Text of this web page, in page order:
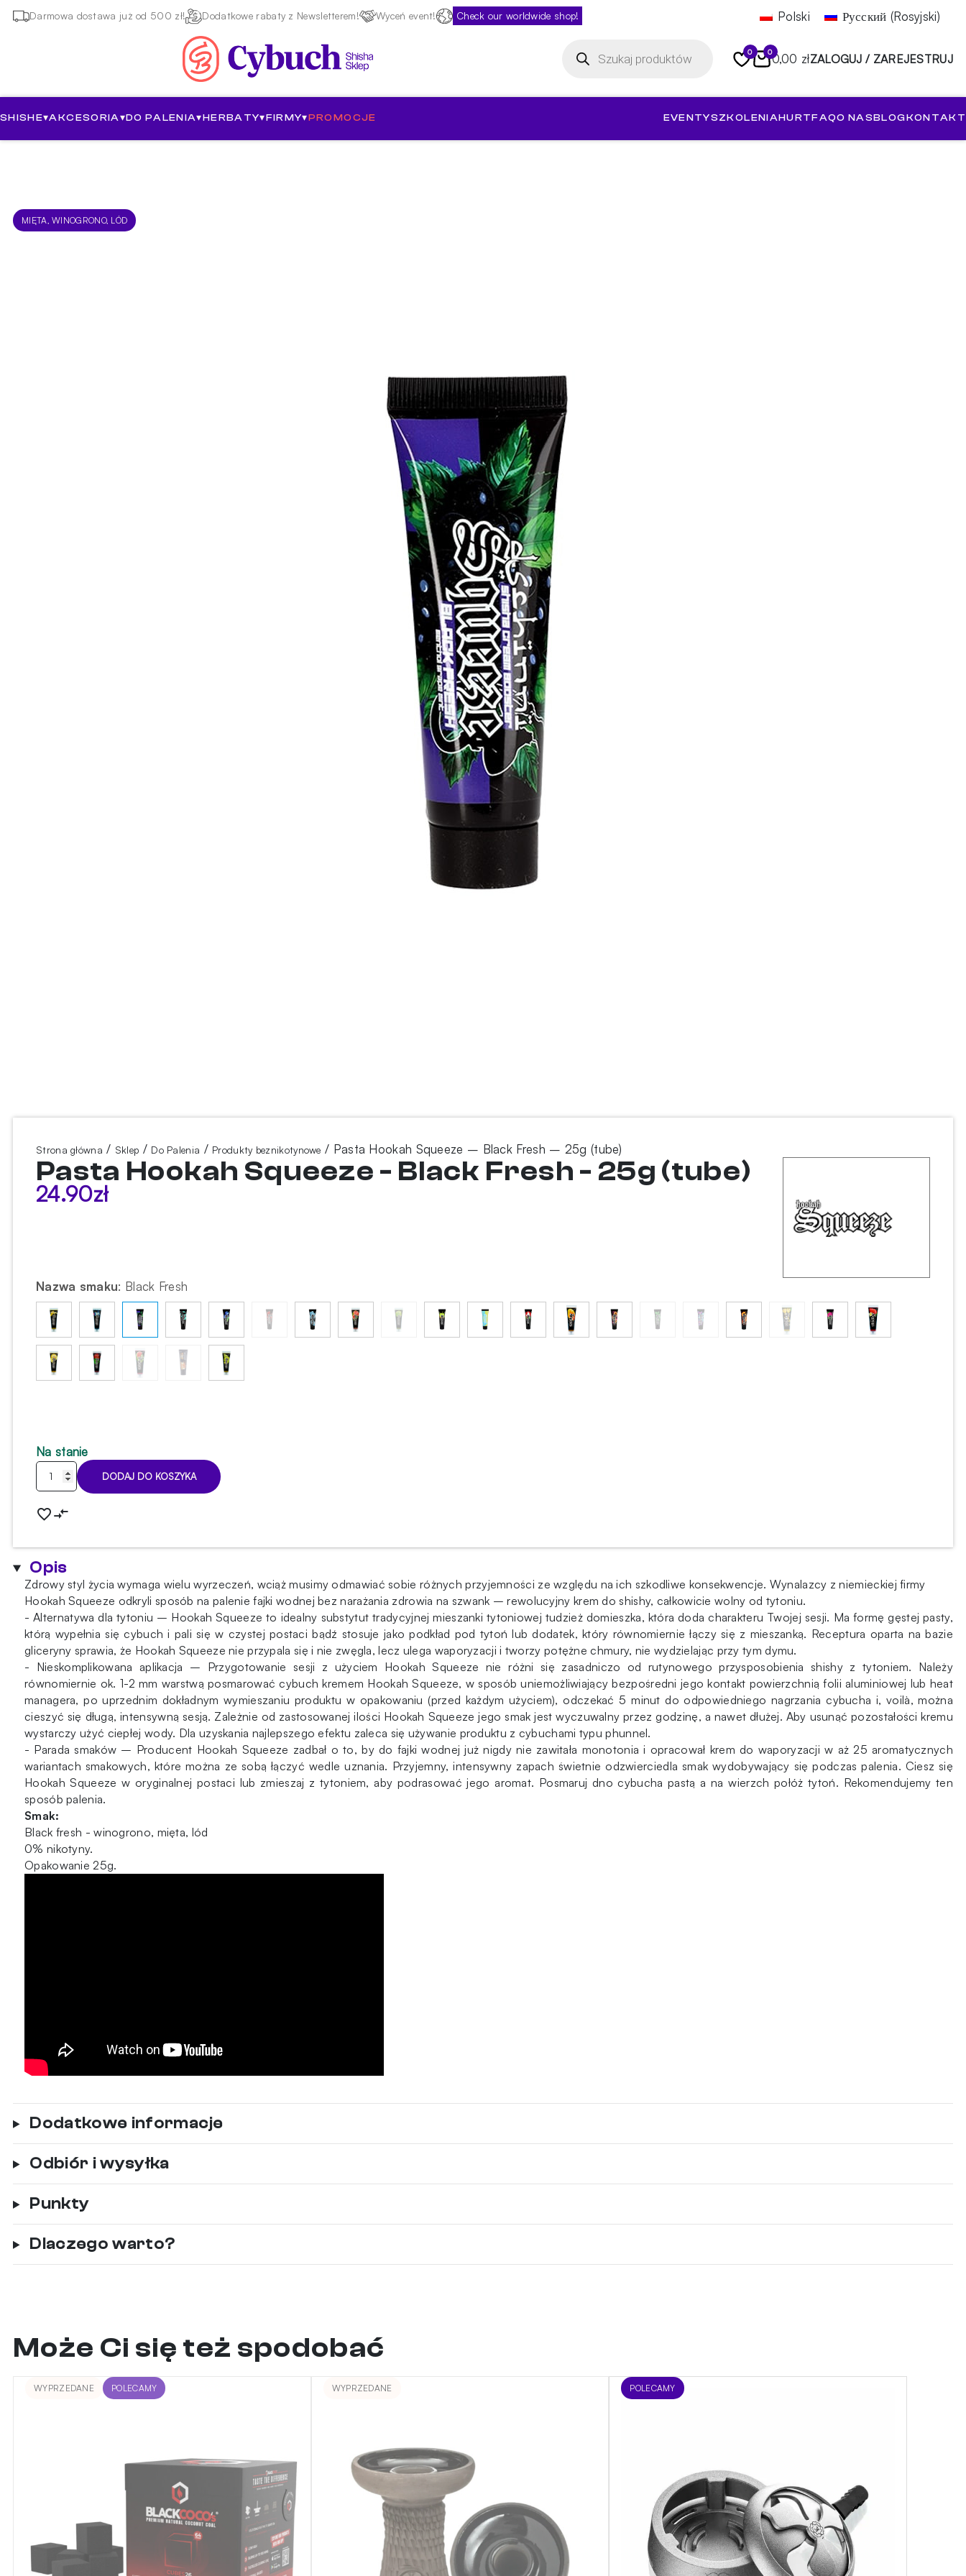
Darmowa dostawa już od 500 zł! Dodatkowe rabaty z Newsletterem! Wyceń event! Check our worldwide shop! Polski Русский (Rosyjski)
produktów 0 00,00 złZALOGUJ / ZAREJESTRUJ
SHISHE▾AKCESORIA▾DO PALENIA▾HERBATY▾FIRMY▾PROMOCJE EVENTYSZKOLENIAHURTFAQO NASBLOGKONTAKT
MIĘTA, WINOGRONO, LÓD
Strona główna / Sklep / Do Palenia / Produkty beznikotynowe / Pasta Hookah Squeeze – Black Fresh – 25g (tube)
Pasta Hookah Squeeze - Black Fresh - 25g (tube)
24.90zł
Nazwa smaku: Black Fresh
Na stanie
ilość
Pasta
Squeeze
Black
Fresh
-
25g
(tube)
DODAJ DO KOSZYKA
Opis
Zdrowy styl życia wymaga wielu wyrzeczeń, wciąż musimy odmawiać sobie różnych przyjemności ze względu na ich szkodliwe konsekwencje. Wynalazcy z niemieckiej firmy
Hookah Squeeze odkryli sposób na palenie fajki wodnej bez narażania zdrowia na szwank – rewolucyjny krem do shishy, całkowicie wolny od tytoniu.
- Alternatywa dla tytoniu – Hookah Squeeze to idealny substytut tradycyjnej mieszanki tytoniowej tudzież domieszka, która doda charakteru Twojej sesji. Ma formę gęstej pasty,
którą wypełnia się cybuch i pali się w czystej postaci bądź stosuje jako podkład pod tytoń lub dodatek, który równomiernie łączy się z mieszanką. Receptura oparta na bazie
gliceryny sprawia, że Hookah Squeeze nie przypala się i nie zwęgla, lecz ulega waporyzacji i tworzy potężne chmury, nie wydzielając przy tym dymu.
- Nieskomplikowana aplikacja – Przygotowanie sesji z użyciem Hookah Squeeze nie różni się zasadniczo od rutynowego przysposobienia shishy z tytoniem. Należy
równomiernie ok. 1-2 mm warstwą posmarować cybuch kremem Hookah Squeeze, w sposób uniemożliwiający bezpośredni jego kontakt powierzchnią folii aluminiowej lub heat
managera, po uprzednim dokładnym wymieszaniu produktu w opakowaniu (przed każdym użyciem), odczekać 5 minut do odpowiedniego nagrzania cybucha i, voilà, można
cieszyć się długą, intensywną sesją. Zależnie od zastosowanej ilości Hookah Squeeze jego smak jest wyczuwalny przez godzinę, a nawet dłużej. Aby usunąć pozostałości kremu
wystarczy użyć ciepłej wody. Dla uzyskania najlepszego efektu zaleca się używanie produktu z cybuchami typu phunnel.
- Parada smaków – Producent Hookah Squeeze zadbał o to, by do fajki wodnej już nigdy nie zawitała monotonia i opracował krem do waporyzacji w aż 25 aromatycznych
wariantach smakowych, które można ze sobą łączyć wedle uznania. Przyjemny, intensywny zapach świetnie odzwierciedla smak wydobywający się podczas palenia. Ciesz się
Hookah Squeeze w oryginalnej postaci lub zmieszaj z tytoniem, aby podrasować jego aromat. Posmaruj dno cybucha pastą a na wierzch połóż tytoń. Rekomendujemy ten
sposób palenia.
Smak:
Black fresh - winogrono, mięta, lód
0% nikotyny.
Opakowanie 25g.
Dodatkowe informacje
Odbiór i wysyłka
Punkty
Dlaczego warto?
Może Ci się też spodobać
WYPRZEDANE POLECAMY WYPRZEDANE POLECAMY